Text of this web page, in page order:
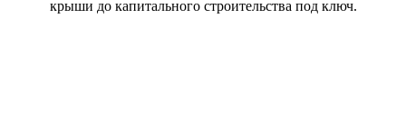
крыши до капитального строительства под ключ.